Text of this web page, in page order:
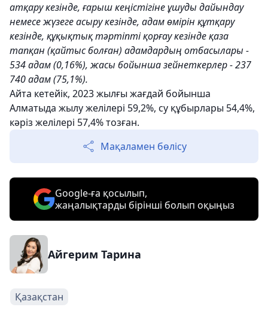
атқару кезінде, ғарыш кеңістігіне ұшуды дайындау
немесе жүзеге асыру кезінде, адам өмірін құтқару
кезінде, құқықтық тәртіпті қорғау кезінде қаза
тапқан (қайтыс болған) адамдардың отбасылары -
534 адам (0,16%), жасы бойынша зейнеткерлер - 237
740 адам (75,1%).
Айта кетейік, 2023 жылғы жағдай бойынша
Алматыда жылу желілері 59,2%, су құбырлары 54,4%,
кәріз желілері 57,4% тозған.
Мақаламен бөлісу
Google-ға қосылып,
жаңалықтарды бірінші болып оқыңыз
Айгерим Тарина
Қазақстан